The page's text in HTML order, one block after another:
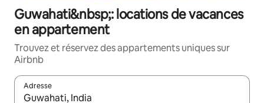
Guwahati&nbsp;: locations de vacances
en appartement
Trouvez et réservez des appartements uniques sur
Airbnb
Adresse
Lorsque les résultats s'affichent, utilisez les flèches vers le